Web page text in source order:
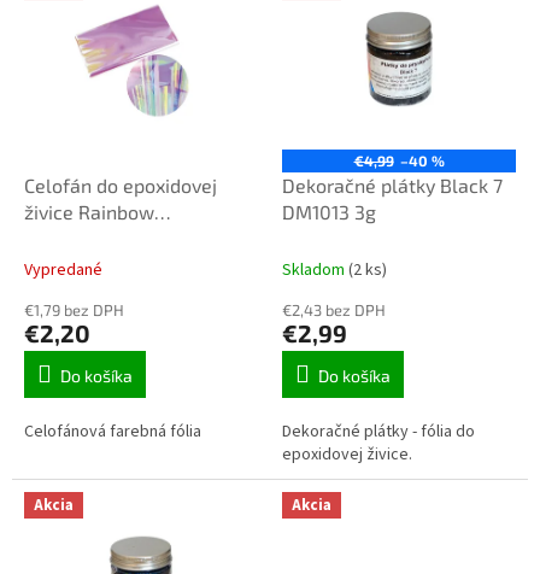
Celofán do epoxidovej
živice Rainbow
Vypredané
€1,79 bez DPH
€2,20
Do košíka
Celofánová farebná fólia
€4,99 –40 %
Dekoračné plátky Black 7
DM1013 3g
Skladom (2 ks)
€2,43 bez DPH
€2,99
Do košíka
Dekoračné plátky - fólia do
epoxidovej živice.
Akcia Akcia